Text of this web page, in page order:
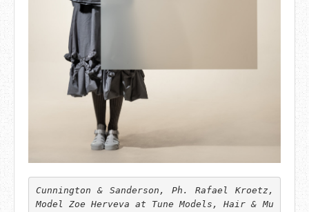
Cunnington & Sanderson, Ph. Rafael Kroetz,
Model Zoe Herveva at Tune Models, Hair & Mu